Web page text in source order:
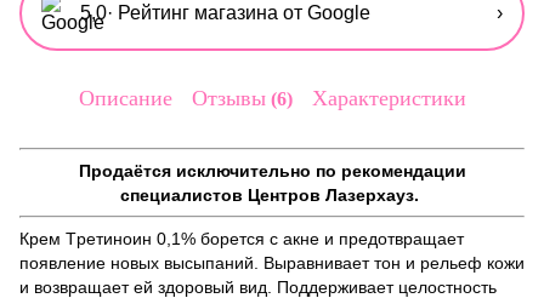
5,0· Рейтинг магазина от Google ›
Описание Отзывы 6 Характеристики
Продаётся исключительно по рекомендации
специалистов Центров Лазерхауз.
Крем Tpетинoин 0,1% борется с акне и предотвращает
появление новых высыпаний. Выравнивает тон и рельеф кожи
и возвращает ей здоровый вид. Поддерживает целостность